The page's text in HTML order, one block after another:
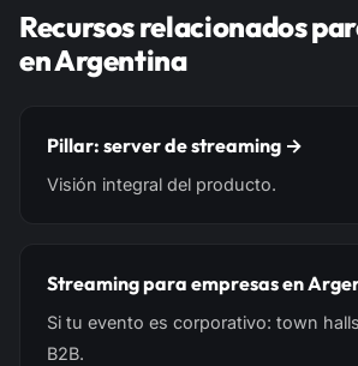
Recursos relacionados
en Argentina
Pillar: server de streaming →
Visión integral del producto.
Streaming para empresas en
Si tu evento es corporativo: town
B2B.